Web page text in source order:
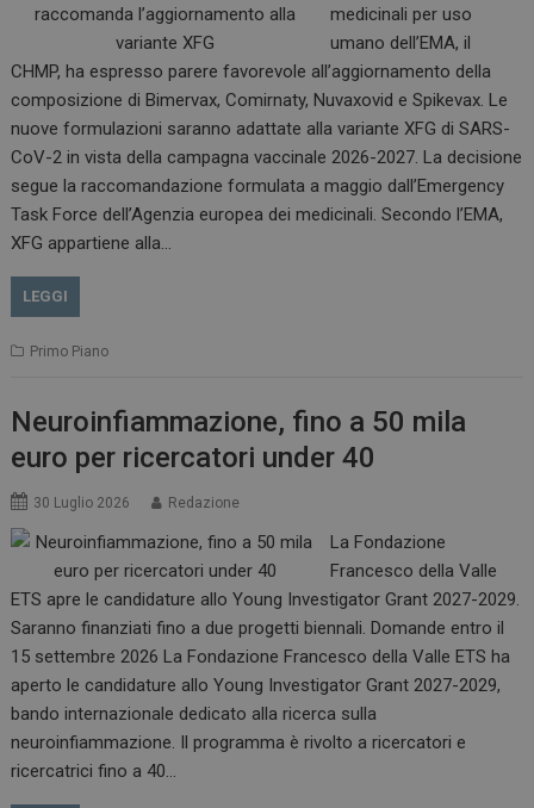
medicinali per uso
umano dell’EMA, il
CHMP, ha espresso parere favorevole all’aggiornamento della
composizione di Bimervax, Comirnaty, Nuvaxovid e Spikevax. Le
nuove formulazioni saranno adattate alla variante XFG di SARS-
CoV-2 in vista della campagna vaccinale 2026-2027. La decisione
segue la raccomandazione formulata a maggio dall’Emergency
Task Force dell’Agenzia europea dei medicinali. Secondo l’EMA,
XFG appartiene alla…
LEGGI
Primo Piano
Neuroinfiammazione, fino a 50 mila
euro per ricercatori under 40
30 Luglio 2026 Redazione
La Fondazione
Francesco della Valle
ETS apre le candidature allo Young Investigator Grant 2027-2029.
Saranno finanziati fino a due progetti biennali. Domande entro il
15 settembre 2026 La Fondazione Francesco della Valle ETS ha
aperto le candidature allo Young Investigator Grant 2027-2029,
bando internazionale dedicato alla ricerca sulla
neuroinfiammazione. Il programma è rivolto a ricercatori e
ricercatrici fino a 40…
tracking-sites-
www.dailyhealthindustry.it
2 giorni
ARRAffinity
Microsoft Corporation
.www.dailyhealthindustry.it
Sessione
_ga_Z2VT792F98
tracking-sites-
ironfish-tracking-
enable
www.dailyhealthindustry.it
4
settimane
2 giorni
CookieScriptConsent